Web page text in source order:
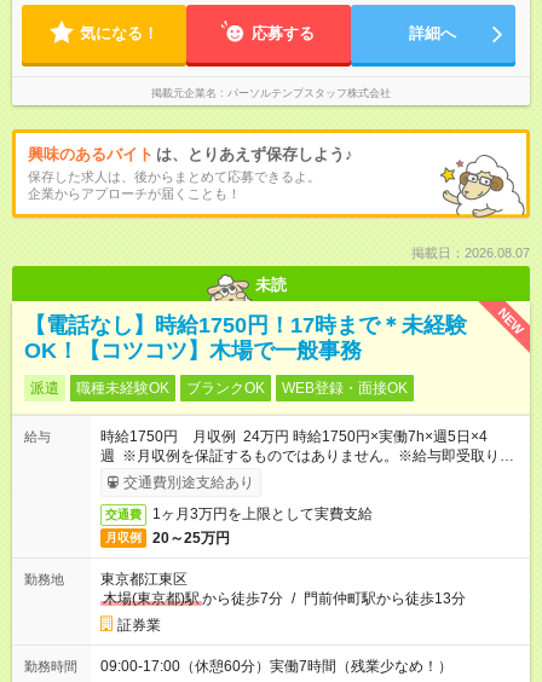
気になる！ 応募する 詳細へ
掲載元企業名 パーソルテンプスタッフ株式会社
興味のあるバイト は、とりあえず保存しよう♪
保存した求人は、後からまとめて応募できるよ。
企業からアプローチが届くことも！
掲載日：2026.08.07
未読
NEW
【電話なし】時給1750円！17時まで＊未経験
OK！【コツコツ】木場で一般事務
派遣 職種未経験OK ブランクOK WEB登録・面接OK
給与
時給1750円 月収例 24万円 時給1750円×実働7h×週5日×4
週 ※月収例を保証するものではありません。※給与即受取りサ
ービス利用可（利用条件有）
交通費別途支給あり
交通費 1ヶ月3万円を上限として実費支給
月収例 20～25万円
勤務地
東京都江東区
木場(東京都)駅から徒歩7分 / 門前仲町駅から徒歩13分
証券業
勤務時間 09:00-17:00（休憩60分）実働7時間（残業少なめ！）